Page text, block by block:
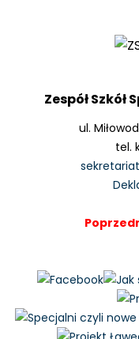
Zespół
ul.
tel.